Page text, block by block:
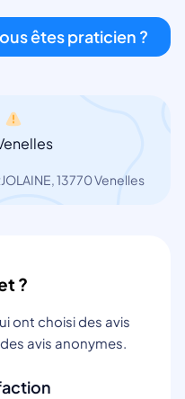
êtes praticien ?
13770 Venelles
?
ont choisi des avis
avis anonymes.